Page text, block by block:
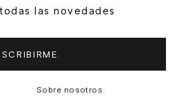
las novedades
Sobre nosotros